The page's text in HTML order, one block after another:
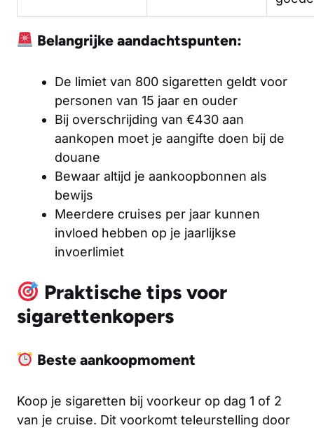
Belangrijke aandachtspunten:
De limiet van 800 sigaretten geldt voor
personen van 15 jaar en ouder
Bij overschrijding van €430 aan
aankopen moet je aangifte doen bij de
douane
Bewaar altijd je aankoopbonnen als
bewijs
Meerdere cruises per jaar kunnen
invloed hebben op je jaarlijkse
invoerlimiet
Praktische tips voor
sigarettenkopers
Beste aankoopmoment
Koop je sigaretten bij voorkeur op dag 1 of 2
van je cruise. Dit voorkomt teleurstelling door